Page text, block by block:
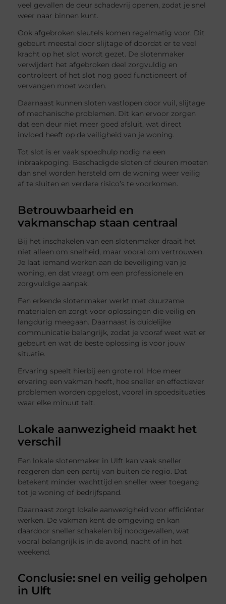
veel gevallen de deur schadevrij openen, zodat je snel
weer naar binnen kunt.
Ook afgebroken sleutels komen regelmatig voor. Dit
gebeurt meestal door slijtage of doordat er te veel
kracht op het slot wordt gezet. De slotenmaker
verwijdert het afgebroken deel zorgvuldig en
controleert of het slot nog goed functioneert of
vervangen moet worden.
Daarnaast kunnen sloten vastlopen door vuil, slijtage
of mechanische problemen. Dit kan ervoor zorgen
dat een deur niet meer goed afsluit, wat direct
invloed heeft op de veiligheid van je woning.
Tot slot is er vaak spoedhulp nodig na een
inbraakpoging. Beschadigde sloten of deuren moeten
dan snel worden hersteld om de woning weer veilig
af te sluiten en verdere risico’s te voorkomen.
Betrouwbaarheid en
vakmanschap staan centraal
Bij het inschakelen van een slotenmaker draait het
niet alleen om snelheid, maar vooral om vertrouwen.
Je laat iemand werken aan de beveiliging van je
woning, en dat vraagt om een professionele en
zorgvuldige aanpak.
Een erkende slotenmaker werkt met duurzame
materialen en zorgt voor oplossingen die veilig en
langdurig meegaan. Daarnaast is duidelijke
communicatie belangrijk, zodat je vooraf weet wat er
gebeurt en wat de beste oplossing is voor jouw
situatie.
Ervaring speelt hierbij een grote rol. Hoe meer
ervaring een vakman heeft, hoe sneller en effectiever
problemen worden opgelost, vooral in spoedsituaties
waar elke minuut telt.
Lokale aanwezigheid maakt het
verschil
Een lokale slotenmaker in Ulft kan vaak sneller
reageren dan een partij van buiten de regio. Dat
betekent minder wachttijd en sneller weer toegang
tot je woning of bedrijfspand.
Daarnaast zorgt lokale aanwezigheid voor efficiënter
werken. De vakman kent de omgeving en kan
daardoor sneller schakelen bij noodgevallen, wat
vooral belangrijk is in de avond, nacht of in het
weekend.
Conclusie: snel en veilig geholpen
in Ulft